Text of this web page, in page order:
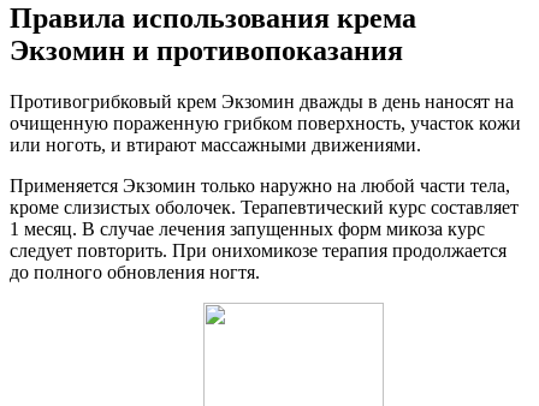
Правила использования крема
Экзомин и противопоказания
Противогрибковый крем Экзомин дважды в день наносят на
очищенную пораженную грибком поверхность, участок кожи
или ноготь, и втирают массажными движениями.
Применяется Экзомин только наружно на любой части тела,
кроме слизистых оболочек. Терапевтический курс составляет
1 месяц. В случае лечения запущенных форм микоза курс
следует повторить. При онихомикозе терапия продолжается
до полного обновления ногтя.